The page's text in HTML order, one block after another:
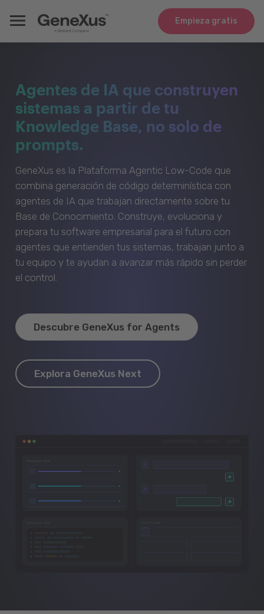
Empieza gratis
Agentes de IA que construyen
sistemas a partir de tu
Knowledge Base, no solo de
prompts.
GeneXus es la Plataforma Agentic Low-Code que
combina generación de código determinística con
agentes de IA que trabajan directamente sobre tu
Base de Conocimiento. Construye, evoluciona y
prepara tu software empresarial para el futuro con
agentes que entienden tus sistemas, trabajan junto a
tu equipo y te ayudan a avanzar más rápido sin perder
el control.
Descubre GeneXus for Agents
Explora GeneXus Next